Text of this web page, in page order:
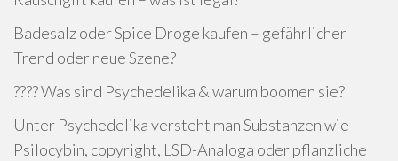
Badesalz oder Spice Droge kaufen – gefährlicher
Trend oder neue Szene?
???? Was sind Psychedelika & warum boomen sie?
Unter Psychedelika versteht man Substanzen wie
Psilocybin, copyright, LSD-Analoga oder pflanzliche